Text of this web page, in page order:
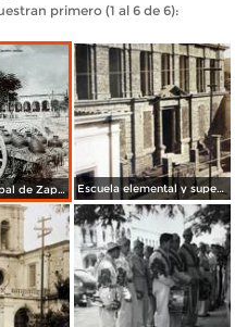
primero (1 al 6 de 6):
Palacio Municipal de Zapotlán Jalisco. Escuela elemental y superior Catolica Fechada en Febrero de 1914.